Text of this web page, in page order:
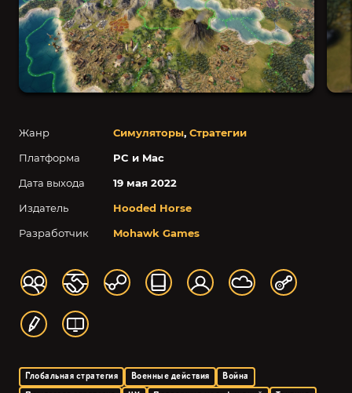
Жанр Симуляторы, Стратегии
Платформа
PC и Mac
Дата выхода
19 мая 2022
Издатель
Hooded Horse
Разработчик
Mohawk Games
Глобальная стратегия Военные действия
Война